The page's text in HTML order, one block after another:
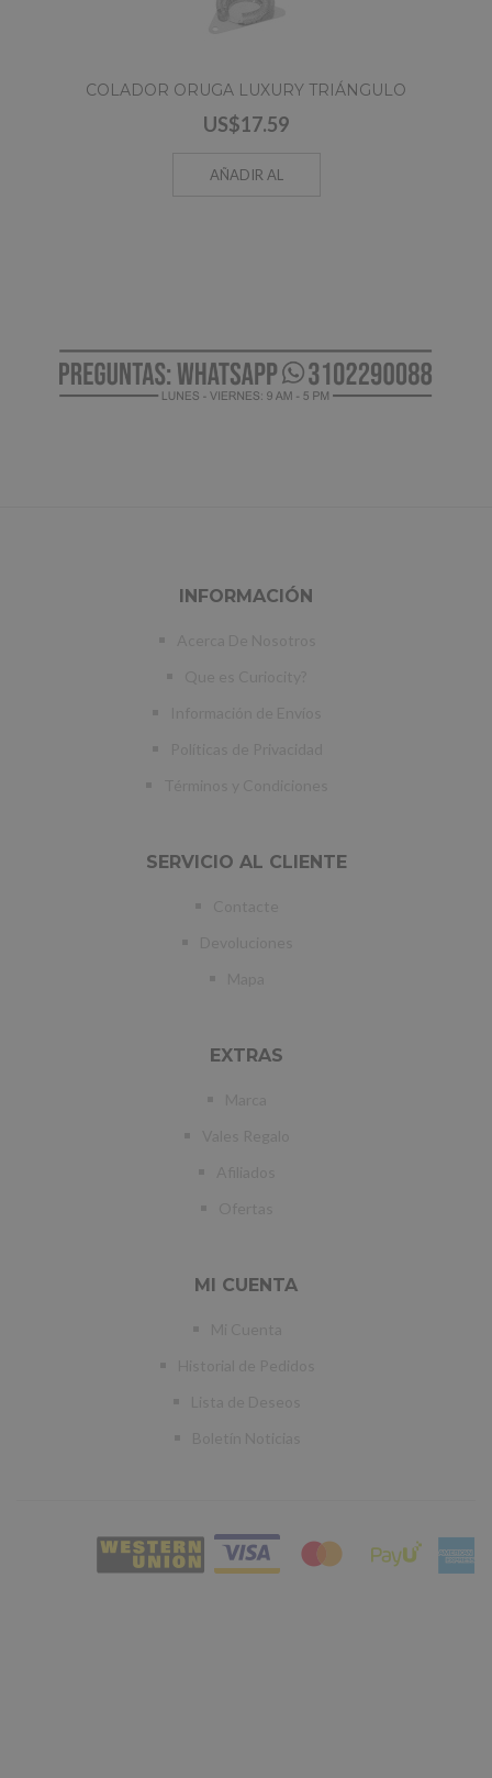
COLADOR ORUGA LUXURY TRIÁNGULO
US$17.59
AÑADIR AL
INFORMACIÓN
SERVICIO AL CLIENTE
EXTRAS
MI CUENTA